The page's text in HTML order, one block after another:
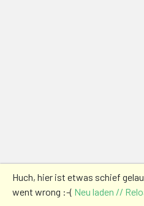
Huch, hier ist etwas schief
went wrong :-( Neu laden //